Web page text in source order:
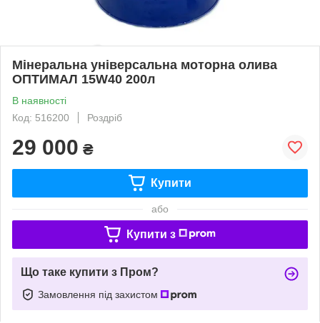
Мінеральна універсальна моторна олива
ОПТИМАЛ 15W40 200л
В наявності
Код: 516200
Роздріб
29 000 ₴
Купити
або
Купити з
Що таке купити з Пром?
Замовлення під захистом